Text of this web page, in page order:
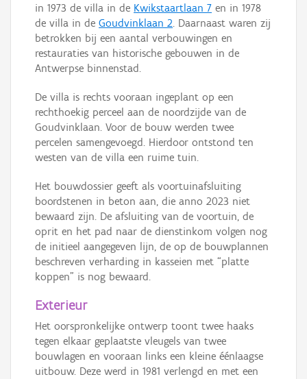
in 1973 de villa in de Kwikstaartlaan 7 en in 1978
de villa in de Goudvinklaan 2. Daarnaast waren zij
betrokken bij een aantal verbouwingen en
restauraties van historische gebouwen in de
Antwerpse binnenstad.
De villa is rechts vooraan ingeplant op een
rechthoekig perceel aan de noordzijde van de
Goudvinklaan. Voor de bouw werden twee
percelen samengevoegd. Hierdoor ontstond ten
westen van de villa een ruime tuin.
Het bouwdossier geeft als voortuinafsluiting
boordstenen in beton aan, die anno 2023 niet
bewaard zijn. De afsluiting van de voortuin, de
oprit en het pad naar de dienstinkom volgen nog
de initieel aangegeven lijn, de op de bouwplannen
beschreven verharding in kasseien met “platte
koppen” is nog bewaard.
Exterieur
Het oorspronkelijke ontwerp toont twee haaks
tegen elkaar geplaatste vleugels van twee
bouwlagen en vooraan links een kleine éénlaagse
uitbouw. Deze werd in 1981 verlengd en met een